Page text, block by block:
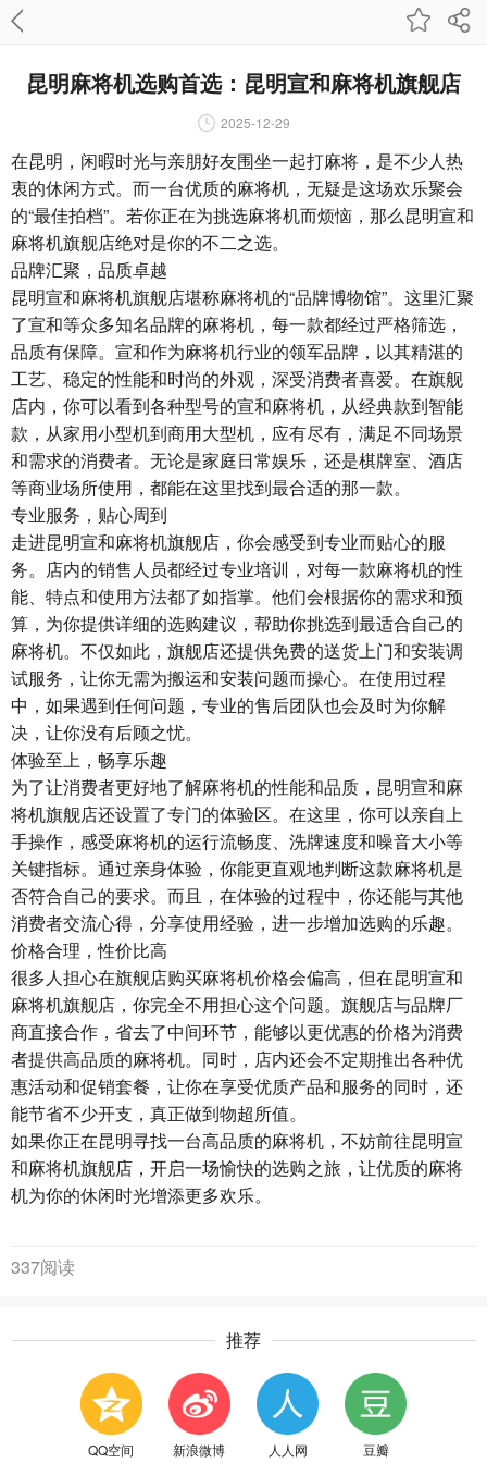
昆明麻将机选购首选：昆明宣和麻将机旗舰店
2025-12-29
在昆明，闲暇时光与亲朋好友围坐一起打麻将，是不少人热
衷的休闲方式。而一台优质的麻将机，无疑是这场欢乐聚会
的“最佳拍档”。若你正在为挑选麻将机而烦恼，那么昆明宣和
麻将机旗舰店绝对是你的不二之选。
品牌汇聚，品质卓越
昆明宣和麻将机旗舰店堪称麻将机的“品牌博物馆”。这里汇聚
了宣和等众多知名品牌的麻将机，每一款都经过严格筛选，
品质有保障。宣和作为麻将机行业的领军品牌，以其精湛的
工艺、稳定的性能和时尚的外观，深受消费者喜爱。在旗舰
店内，你可以看到各种型号的宣和麻将机，从经典款到智能
款，从家用小型机到商用大型机，应有尽有，满足不同场景
和需求的消费者。无论是家庭日常娱乐，还是棋牌室、酒店
等商业场所使用，都能在这里找到最合适的那一款。
专业服务，贴心周到
走进昆明宣和麻将机旗舰店，你会感受到专业而贴心的服
务。店内的销售人员都经过专业培训，对每一款麻将机的性
能、特点和使用方法都了如指掌。他们会根据你的需求和预
算，为你提供详细的选购建议，帮助你挑选到最适合自己的
麻将机。不仅如此，旗舰店还提供免费的送货上门和安装调
试服务，让你无需为搬运和安装问题而操心。在使用过程
中，如果遇到任何问题，专业的售后团队也会及时为你解
决，让你没有后顾之忧。
体验至上，畅享乐趣
为了让消费者更好地了解麻将机的性能和品质，昆明宣和麻
将机旗舰店还设置了专门的体验区。在这里，你可以亲自上
手操作，感受麻将机的运行流畅度、洗牌速度和噪音大小等
关键指标。通过亲身体验，你能更直观地判断这款麻将机是
否符合自己的要求。而且，在体验的过程中，你还能与其他
消费者交流心得，分享使用经验，进一步增加选购的乐趣。
价格合理，性价比高
很多人担心在旗舰店购买麻将机价格会偏高，但在昆明宣和
麻将机旗舰店，你完全不用担心这个问题。旗舰店与品牌厂
商直接合作，省去了中间环节，能够以更优惠的价格为消费
者提供高品质的麻将机。同时，店内还会不定期推出各种优
惠活动和促销套餐，让你在享受优质产品和服务的同时，还
能节省不少开支，真正做到物超所值。
如果你正在昆明寻找一台高品质的麻将机，不妨前往昆明宣
和麻将机旗舰店，开启一场愉快的选购之旅，让优质的麻将
机为你的休闲时光增添更多欢乐。
337阅读
推荐
QQ空间 新浪微博 人人网 豆瓣